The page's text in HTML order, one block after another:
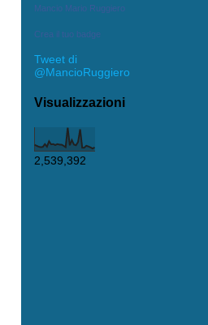
Mancio Mario Ruggiero
Crea il tuo badge
Tweet di
@MancioRuggiero
Visualizzazioni
2,539,392